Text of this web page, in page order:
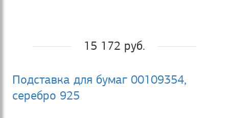
15 172 руб.
Подставка для бумаг 00109354,
серебро 925